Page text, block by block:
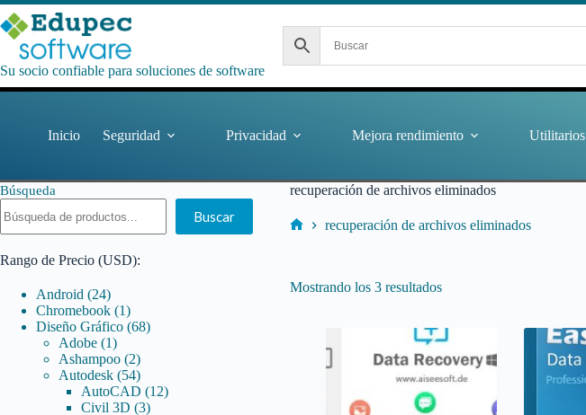
Saltar
al
contenido
Su socio confiable para soluciones de software
Inicio Seguridad Privacidad Mejora rendimiento Utilitarios
recuperación de archivos eliminados
recuperación de archivos eliminados
Mostrando los 3 resultados
Búsqueda
Buscar
Rango de Precio (USD):
Android 2424
productos
Chromebook 11
producto
Diseño Gráfico 6868
Adobe 11
producto
Ashampoo 22
productos
Autodesk 5454
productos
AutoCAD 1212
Civil 3D 33